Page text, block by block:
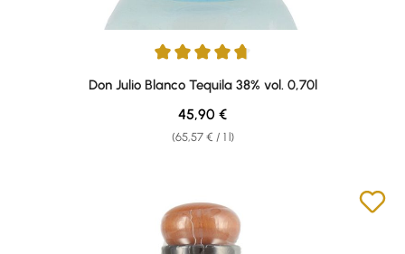
Average rating of 4.86 out of 5 stars
Don Julio Blanco Tequila 38% vol. 0,70l
(65,57 € / 1 l)
Regular price:
45,90 €